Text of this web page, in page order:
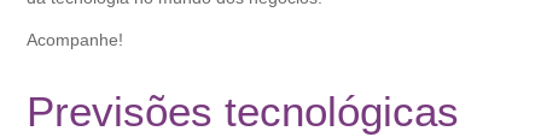
Acompanhe!
Previsões tecnológicas